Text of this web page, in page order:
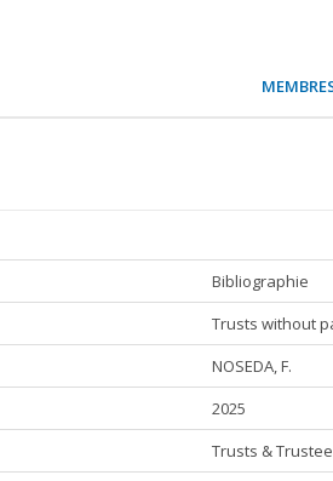
Bibliographie
Trusts without
NOSEDA, F.
2025
Trusts &